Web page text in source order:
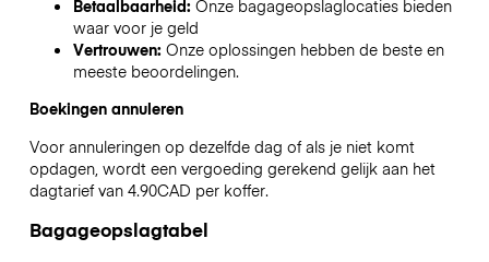
Betaalbaarheid: Onze bagageopslaglocaties bieden
waar voor je geld
Vertrouwen: Onze oplossingen hebben de beste en
meeste beoordelingen.
Boekingen annuleren
Voor annuleringen op dezelfde dag of als je niet komt
opdagen, wordt een vergoeding gerekend gelijk aan het
dagtarief van 4.90CAD per koffer.
Bagageopslagtabel